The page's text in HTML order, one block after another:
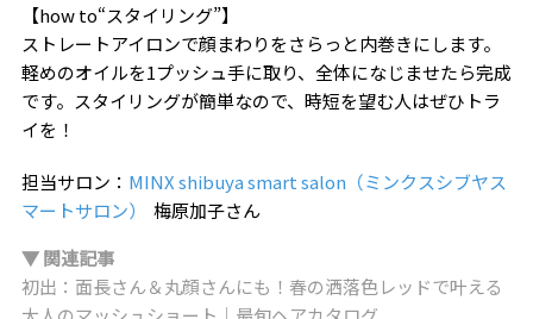
【how to“スタイリング”】
ストレートアイロンで顔まわりをさらっと内巻きにします。
軽めのオイルを1プッシュ手に取り、全体になじませたら完成
です。スタイリングが簡単なので、時短を望む人はぜひトラ
イを！
担当サロン： MINX shibuya smart salon（ミンクスシブヤス
マートサロン）
梅原加子さん
▼ 関連記事
初出：面長さん＆丸顔さんにも！春の洒落色レッドで叶える